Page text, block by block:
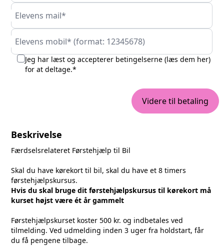
Elevens mail*
Elevens mobil* (format: 12345678)
Jeg har læst og accepterer betingelserne (læs dem her)
for at deltage.*
Videre til betaling
Beskrivelse
Færdselsrelateret Førstehjælp til Bil
Skal du have kørekort til bil, skal du have et 8 timers
førstehjælpskursus.
Hvis du skal bruge dit førstehjælpskursus til kørekort må
kurset højst være ét år gammelt
Førstehjælpskurset koster 500 kr. og indbetales ved
tilmelding. Ved udmelding inden 3 uger fra holdstart, får
du få pengene tilbage.